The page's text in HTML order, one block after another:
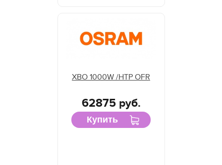
XBO 1000W /HTP OFR
62875 руб.
Купить